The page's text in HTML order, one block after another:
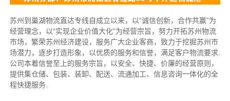
苏州到巢湖物流直达专线自成立以来，以“诚信创新，合作共赢”为
经营理念，以“实现企业价值大化”为经营宗旨，努力开拓苏州物流
市场，繁荣苏州经济建设，服务广大企业客商，致力于挖掘苏州市
场潜力，逐步打造形象，以优质的服务和信誉，满足客户物流要求.
公司本着信誉至上的服务宗旨，以安全、快捷、价廉的经营原则，
提供集仓储、包装、装卸、配送、流通加工、信息咨询一体化的全
程快捷服务.